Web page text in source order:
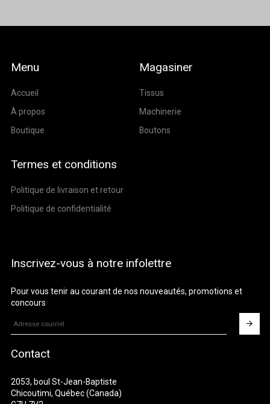
Menu
Accueil
À propos
Boutique
Magasiner
Tissus
Machinerie
Boutons
Termes et conditions
Politique de livraison et retour
Politique de confidentialité
Inscrivez-vous à notre infolettre
Pour vous tenir au courant de nos nouveautés, promotions et
concours
Contact
2053, boul St-Jean-Baptiste
Chicoutimi, Québec (Canada)